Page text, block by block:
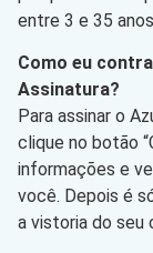
entre 3 e 35
Como eu
Assinatura?
Para assinar o
clique no botão
informações e
você. Depois é
a vistoria do seu